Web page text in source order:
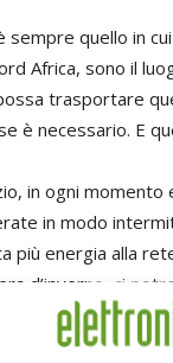
quello in cui
Africa, sono il
trasportare
è necessario. E
in ogni momento
in modo
energia alla
d’inverno, ci
elettrica del futuro
coincidenti e